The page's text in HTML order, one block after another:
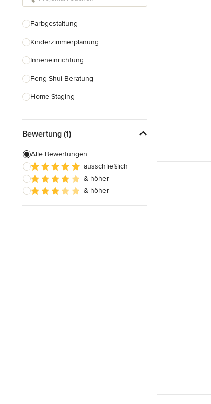
Einbauschränke
Farbgestaltung
Kinderzimmerplanung
Inneneinrichtung
Feng Shui Beratung
Home Staging
Alle anzeigen
Bewertung (1)
Alle Bewertungen
ausschließlich
& höher
& höher